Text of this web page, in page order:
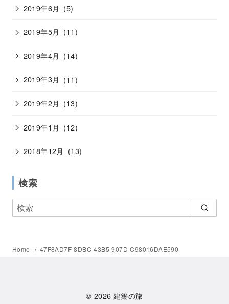
2019年6月 (5)
2019年5月 (11)
2019年4月 (14)
2019年3月 (11)
2019年2月 (13)
2019年1月 (12)
2018年12月 (13)
検索
Home 47F8AD7F-8DBC-43B5-907D-C98016DAE590
© 2026建築の旅